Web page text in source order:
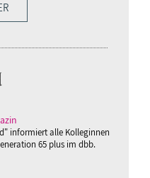
informiert alle Kolleginnen
65 plus im dbb.